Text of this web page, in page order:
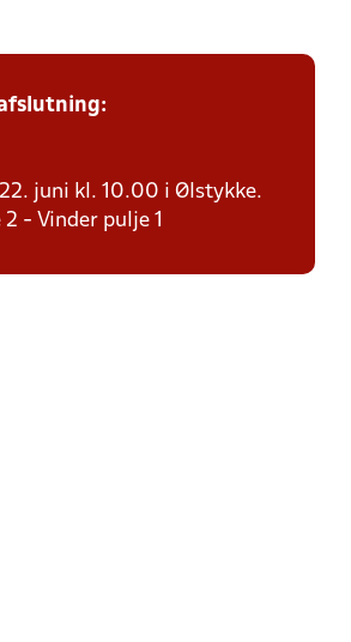
22. juni kl. 10.00 i Ølstykke.
- Vinder pulje 1